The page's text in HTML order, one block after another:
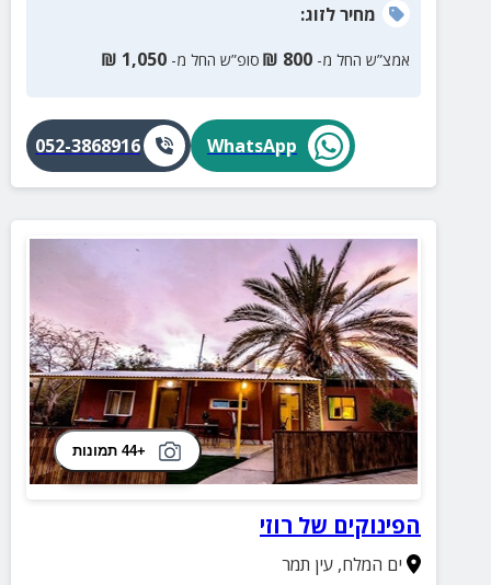
מחירלזוג:
אמצ”ש החל מ- 800
₪ סופ”ש החל מ- 1,050
₪
WhatsApp
052-3868916
+44 תמונות
הפינוקים של רוזי
ים המלח,עין תמר